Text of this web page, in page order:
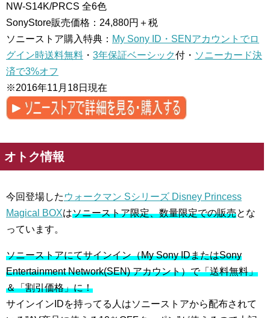
NW-S14K/PRCS 全6色
SonyStore販売価格：24,880円＋税
ソニーストア購入特典： My Sony ID・SENアカウントでロ
グイン時送料無料 ・ 3年保証ベーシック付・ ソニーカード決
済で3%オフ
※2016年11月18日現在
オトク情報
今回登場した ウォークマン Sシリーズ Disney Princess
Magical BOXはソニーストア限定、数量限定での販売とな
っています。
ソニーストアにてサインイン（My Sony IDまたはSony
Entertainment Network(SEN) アカウント）で「送料無料」
＆「割引価格」に！
サインインIDを持ってる人はソニーストアから配布されて